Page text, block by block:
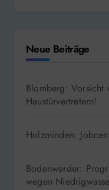
Neue Beiträge
Blomberg: Vorsicht
Haustürvertretern!
Holzminden:
Bodenwerder:
wegen